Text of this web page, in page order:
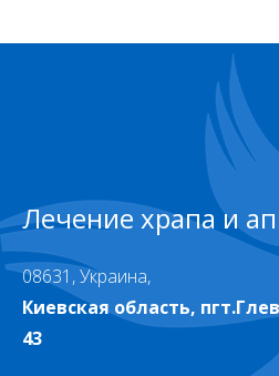
Лечение храпа и
08631, Украина,
Киевская область,
43